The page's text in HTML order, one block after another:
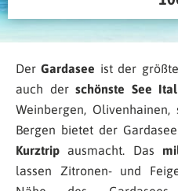
DerGardasee ist der
auch derschönste See
Weinbergen,
Bergen bietet der
Kurztrip ausmacht. Das
lassen Zitronen- und